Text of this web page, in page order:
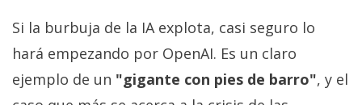
Si la burbuja de la IA explota, casi seguro lo
hará empezando por OpenAI. Es un claro
ejemplo de un "gigante con pies de barro", y el